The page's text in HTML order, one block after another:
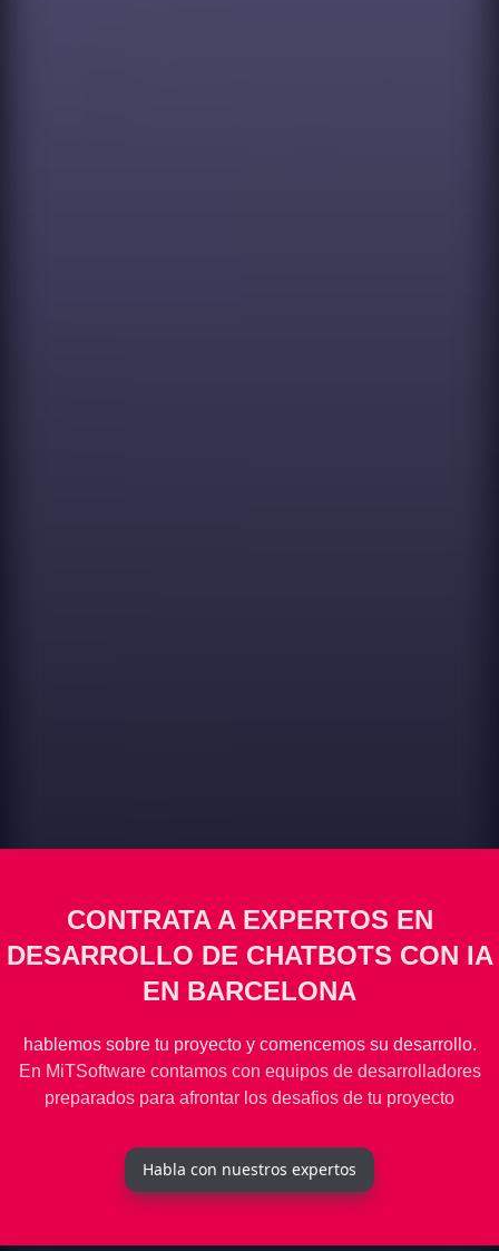
CONTRATA A EXPERTOS EN
DESARROLLO DE CHATBOTS CON IA
EN BARCELONA
hablemos sobre tu proyecto y comencemos su desarrollo.
En MiTSoftware contamos con equipos de desarrolladores
preparados para afrontar los desafios de tu proyecto
Habla con nuestros expertos